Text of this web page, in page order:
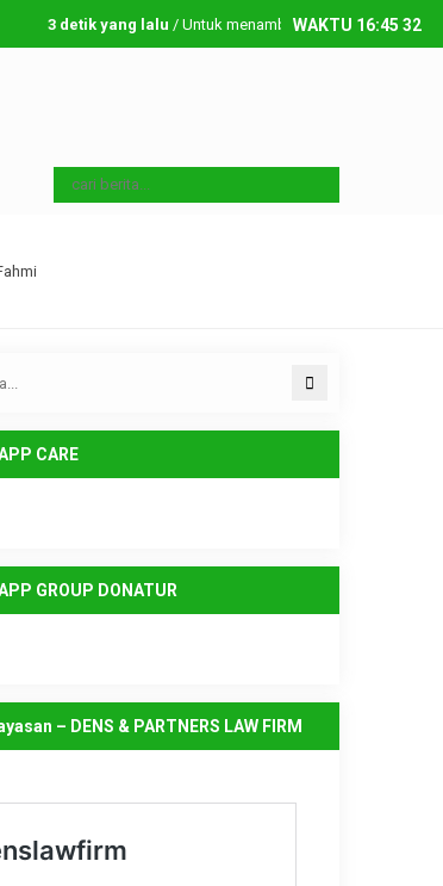
3 detik yang lalu/ Untuk menambahkan running text
WAKTU 16:45 33
CARE
GROUP DONATUR
– DENS & PARTNERS LAW FIRM